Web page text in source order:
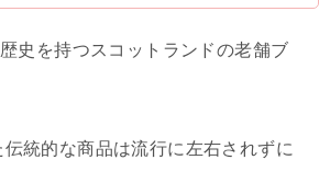
史を持つスコットランドの老舗ブ
統的な商品は流行に左右されずに